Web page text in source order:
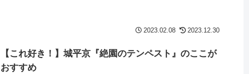
2023.02.08 2023.12.30
【これ好き！】城平京『絶園のテンペスト』のここが
おすすめ